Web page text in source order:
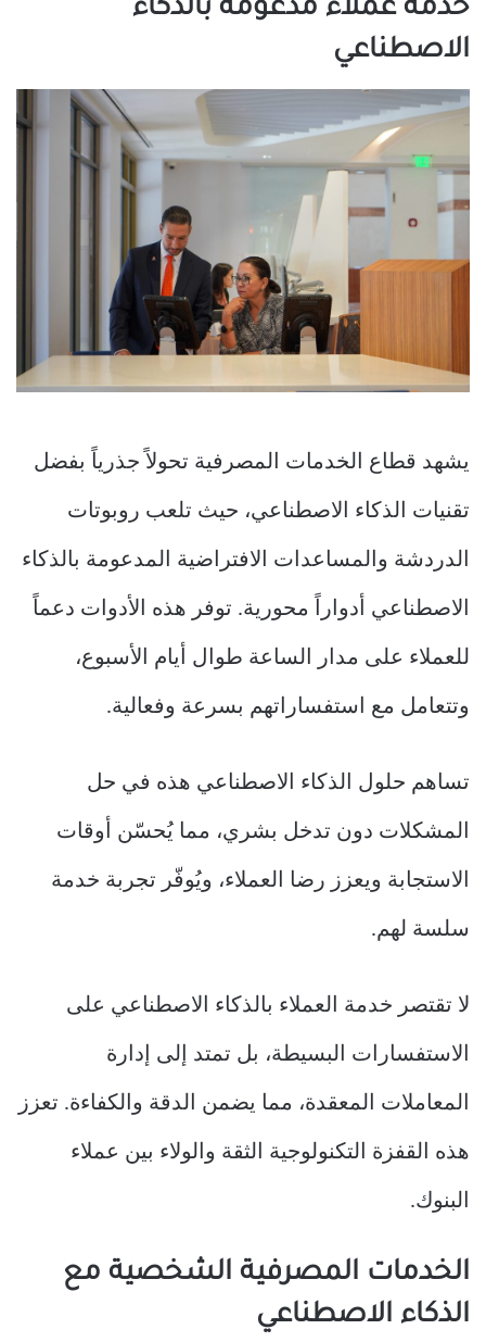
خدمة عملاء مدعومة بالذكاء
الاصطناعي
يشهد قطاع الخدمات المصرفية تحولاً جذرياً بفضل
تقنيات الذكاء الاصطناعي، حيث تلعب روبوتات
الدردشة والمساعدات الافتراضية المدعومة بالذكاء
الاصطناعي أدواراً محورية. توفر هذه الأدوات دعماً
للعملاء على مدار الساعة طوال أيام الأسبوع،
وتتعامل مع استفساراتهم بسرعة وفعالية.
تساهم حلول الذكاء الاصطناعي هذه في حل
المشكلات دون تدخل بشري، مما يُحسّن أوقات
الاستجابة ويعزز رضا العملاء، ويُوفّر تجربة خدمة
سلسة لهم.
لا تقتصر خدمة العملاء بالذكاء الاصطناعي على
الاستفسارات البسيطة، بل تمتد إلى إدارة
المعاملات المعقدة، مما يضمن الدقة والكفاءة. تعزز
هذه القفزة التكنولوجية الثقة والولاء بين عملاء
البنوك.
الخدمات المصرفية الشخصية مع
الذكاء الاصطناعي